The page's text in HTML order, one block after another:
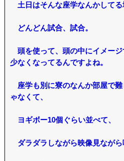
土日はそんな座学なんかしてる
どんどん試合、試合。
頭を使って、頭の中にイメージ
少なくなってるんですよね。
座学も別に寮のなんか部屋で
ゃなくて、
ヨギボー10個ぐらい並べて、
ダラダラしながら映像見ながら